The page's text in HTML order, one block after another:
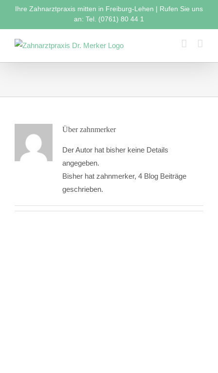
Ihre Zahnarztpraxis mitten in Freiburg-Lehen | Rufen Sie uns
an: Tel. (0761) 80 44 1
Überzahnmerker
Der Autor hat bisher keine Details
angegeben.
Bisher hat zahnmerker, 4 Blog Beiträge
geschrieben.